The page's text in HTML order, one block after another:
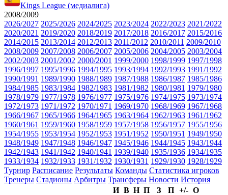
Kings League (медиалига)
2008/2009
2026/2027 2025/2026 2024/2025 2023/2024 2022/2023 2021/2022
2020/2021 2019/2020 2018/2019 2017/2018 2016/2017 2015/2016
2014/2015 2013/2014 2012/2013 2011/2012 2010/2011 2009/2010
2008/2009 2007/2008 2006/2007 2005/2006 2004/2005 2003/2004
2002/2003 2001/2002 2000/2001 1999/2000 1998/1999 1997/1998
1996/1997 1995/1996 1994/1995 1993/1994 1992/1993 1991/1992
1990/1991 1989/1990 1988/1989 1987/1988 1986/1987 1985/1986
1984/1985 1983/1984 1982/1983 1981/1982 1980/1981 1979/1980
1978/1979 1977/1978 1976/1977 1975/1976 1974/1975 1973/1974
1972/1973 1971/1972 1970/1971 1969/1970 1968/1969 1967/1968
1966/1967 1965/1966 1964/1965 1963/1964 1962/1963 1961/1962
1960/1961 1959/1960 1958/1959 1957/1958 1956/1957 1955/1956
1954/1955 1953/1954 1952/1953 1951/1952 1950/1951 1949/1950
1948/1949 1947/1948 1946/1947 1945/1946 1944/1945 1943/1944
1942/1943 1941/1942 1940/1941 1939/1940 1935/1936 1934/1935
1933/1934 1932/1933 1931/1932 1930/1931 1929/1930 1928/1929
Турнир Расписание Результаты Команды Статистика игроков
Тренеры Стадионы Арбитры Трансферы Новости История
И В Н П З П +/- О